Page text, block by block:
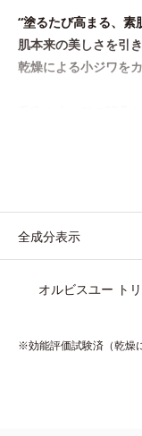
“塗るたび高まる、素
肌本来の美しさを引
乾燥による小ジワを
保湿成分が肌全層
ケアのW効果で軽や
合成分(*3)が、ブル
全成分表示
オルビスユー ト
※効能評価試験済（乾燥